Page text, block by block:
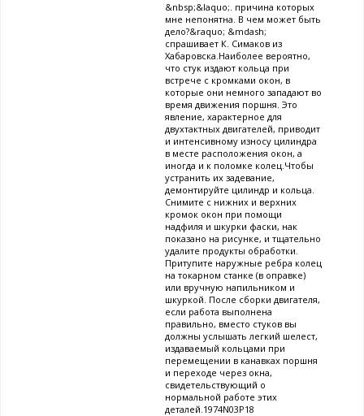
&nbsp;&laquo;. причина которых
мне непонятна. В чем может быть
дело?&raquo; &mdash;
спрашивает К. Симаков из
Хабаровска.Наиболее вероятно,
что стук издают кольца при
встрече с кромками окон, в
которые они немного западают во
время движения поршня. Это
явление, характерное для
двухтактных двигателей, приводит
и интенсивному износу цилиндра
в месте расположения окон, а
иногда и к поломке колец.Чтобы
устранить их задевание,
демонтируйте цилиндр и кольца.
Снимите с нижних и верхних
кромок окон при помощи
надфиля и шкурки фаски, нак
показано на рисунке, и тщательно
удалите продукты обработки.
Притупите наружные ребра колец
на токарном станке (в оправке)
или вручную напильником и
шкуркой. После сборки двигателя,
если работа выполнена
правильно, вместо стуков вы
должны услышать легкий шелест,
издаваемый кольцами при
перемещении в канавках поршня
и переходе через окна,
свидетельствующий о
нормальной работе этих
деталей.1974N03P18